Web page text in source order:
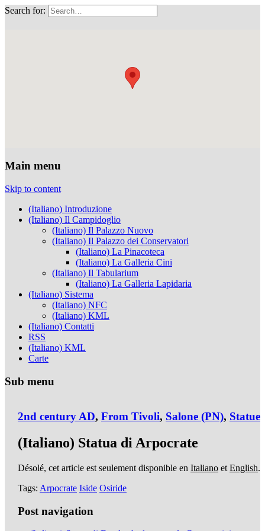
Search for:
Main menu
Skip to content
(Italiano) Introduzione
(Italiano) Il Campidoglio
(Italiano) Il Palazzo Nuovo
(Italiano) Il Palazzo dei Conservatori
(Italiano) La Pinacoteca
(Italiano) La Galleria Cini
(Italiano) Il Tabularium
(Italiano) La Galleria Lapidaria
(Italiano) Sistema
(Italiano) NFC
(Italiano) KML
(Italiano) Contatti
RSS
(Italiano) KML
Carte
Sub menu
2nd century AD, From Tivoli, Salone (PN), Statue
(Italiano) Statua di Arpocrate
Désolé, cet article est seulement disponible en Italiano et English.
Tags: Arpocrate Iside Osiride
Post navigation